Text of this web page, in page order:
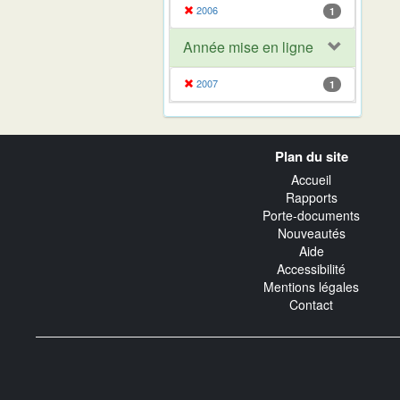
2006 1
Année mise en ligne
2007 1
Plan du site
Accueil
Rapports
Porte-documents
Nouveautés
Aide
Accessibilité
Mentions légales
Contact